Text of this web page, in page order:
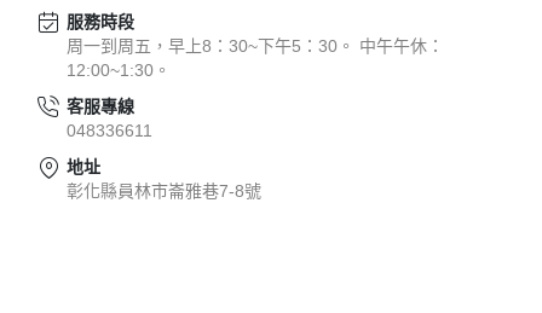
服務時段
周一到周五，早上8：30~下午5：30。 中午午休：
12:00~1:30。
客服專線
048336611
地址
彰化縣員林市崙雅巷7-8號